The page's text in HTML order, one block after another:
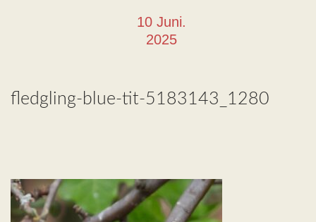
10 Juni.
2025
fledgling-blue-tit-5183143_1280